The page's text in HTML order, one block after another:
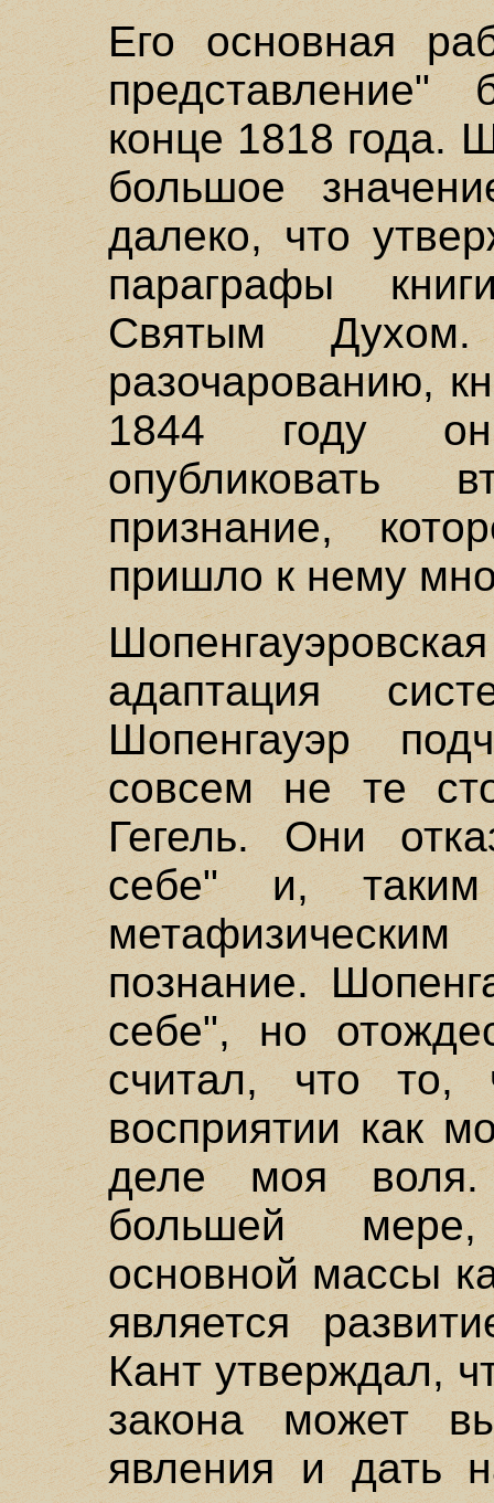
Его основная
представление"
конце 1818 года.
большое
далеко, что
параграфы
Святым
разочарованию,
1844 году он
опубликовать
признание,
пришло к нему
адаптация
Шопенгауэр
совсем не те
Гегель. Они
себе" и, таким
познание.
себе", но
считал, что то,
восприятии как
деле моя
большей
основной массы
является
Кант утверждал,
закона может
явления и дать